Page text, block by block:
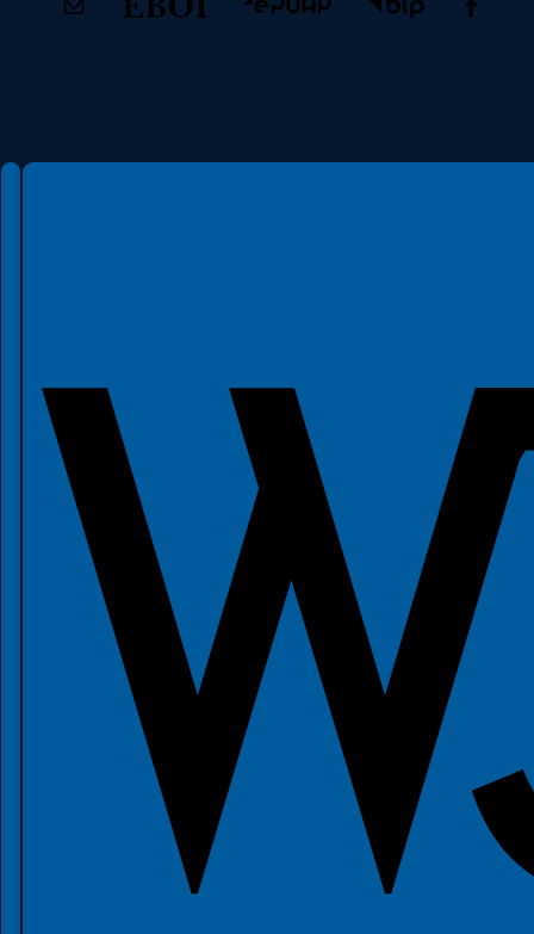
Spełniamy standardy WCAG 2.2
Spełniamy standardy W3C